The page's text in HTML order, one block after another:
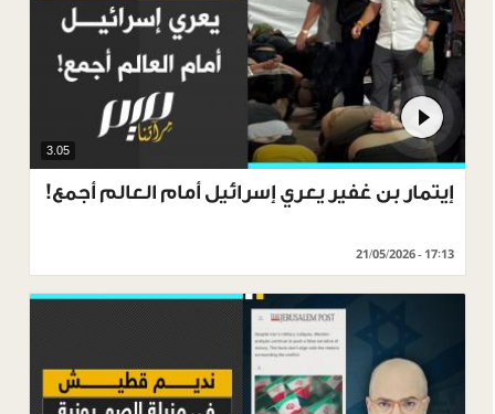
3.05
إيتمار بن غفير يعري إسرائيل أمام العالم أجمع!
21/05/2026 - 17:13